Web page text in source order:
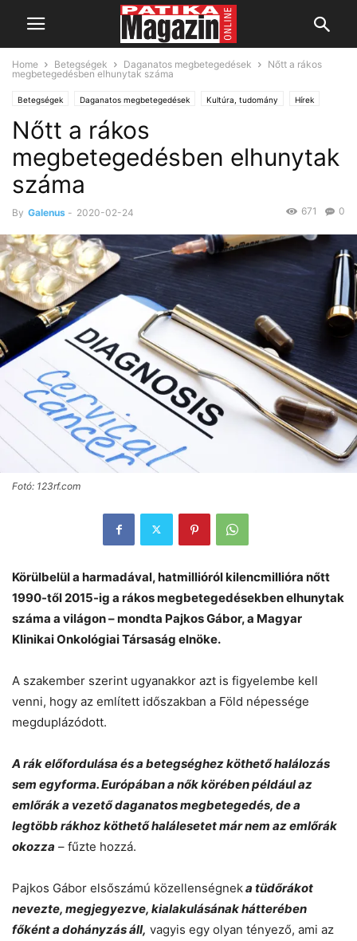
Home Betegségek Daganatos megbetegedések
Nőtt a rákos
megbetegedésben elhunytak száma
Betegségek Daganatos megbetegedések Kultúra, tudomány Hírek
Nőtt a rákos
megbetegedésben elhunytak
száma
By Galenus - 2020-02-24 0
671
Fotó: 123rf.com
Körülbelül a harmadával, hatmillióról kilencmillióra nőtt
1990-től 2015-ig a rákos megbetegedésekben elhunytak
száma a világon – mondta Pajkos Gábor, a Magyar
Klinikai Onkológiai Társaság elnöke.
A szakember szerint ugyanakkor azt is figyelembe kell
venni, hogy az említett időszakban a Föld népessége
megduplázódott.
A rák előfordulása és a betegséghez köthető halálozás
sem egyforma. Európában a nők körében például az
emlőrák a vezető daganatos megbetegedés, de a
legtöbb rákhoz köthető halálesetet már nem az emlőrák
okozza – fűzte hozzá.
Pajkos Gábor elsőszámú közellenségneka tüdőrákot
nevezte, megjegyezve, kialakulásának hátterében
főként a dohányzás áll, vagyis egy olyan tényező, ami az